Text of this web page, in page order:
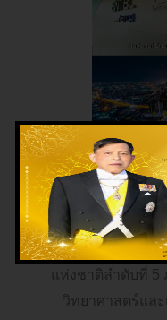
ศูนย์เทคโนโลยีพลังงา
on June 9, 2020 จัด
รัฐมนตรี เมื่อวันที่ 9 มิถุ
แห่งชาติลำดับที่ 5
วิทยาศาสตร์แล